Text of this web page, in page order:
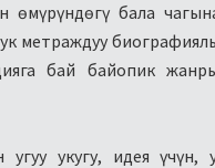
бала
метраждуу
бай байопик
укугу, идея